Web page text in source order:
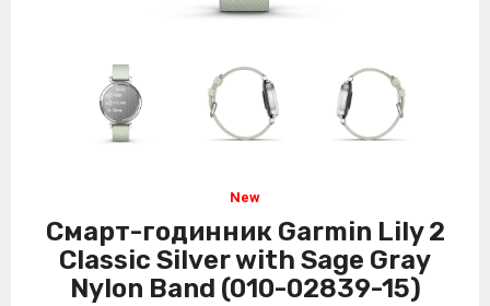
Смарт-годинник Garmin Lily 2
Classic Silver with Sage Gray
Nylon Band (010-02839-15)